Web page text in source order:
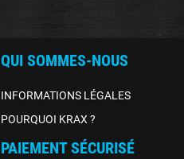
QUI SOMMES-NOUS
INFORMATIONS LÉGALES
POURQUOI KRAX ?
PAIEMENT SÉCURISÉ